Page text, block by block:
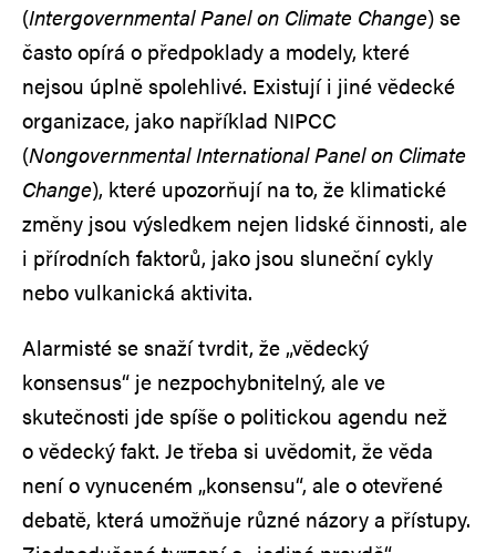
(Intergovernmental Panel on Climate Change) se
často opírá o předpoklady a modely, které
nejsou úplně spolehlivé. Existují i jiné vědecké
organizace, jako například NIPCC
(Nongovernmental International Panel on Climate
Change), které upozorňují na to, že klimatické
změny jsou výsledkem nejen lidské činnosti, ale
i přírodních faktorů, jako jsou sluneční cykly
nebo vulkanická aktivita.
Alarmisté se snaží tvrdit, že „vědecký
konsensus“ je nezpochybnitelný, ale ve
skutečnosti jde spíše o politickou agendu než
o vědecký fakt. Je třeba si uvědomit, že věda
není o vynuceném „konsensu“, ale o otevřené
debatě, která umožňuje různé názory a přístupy.